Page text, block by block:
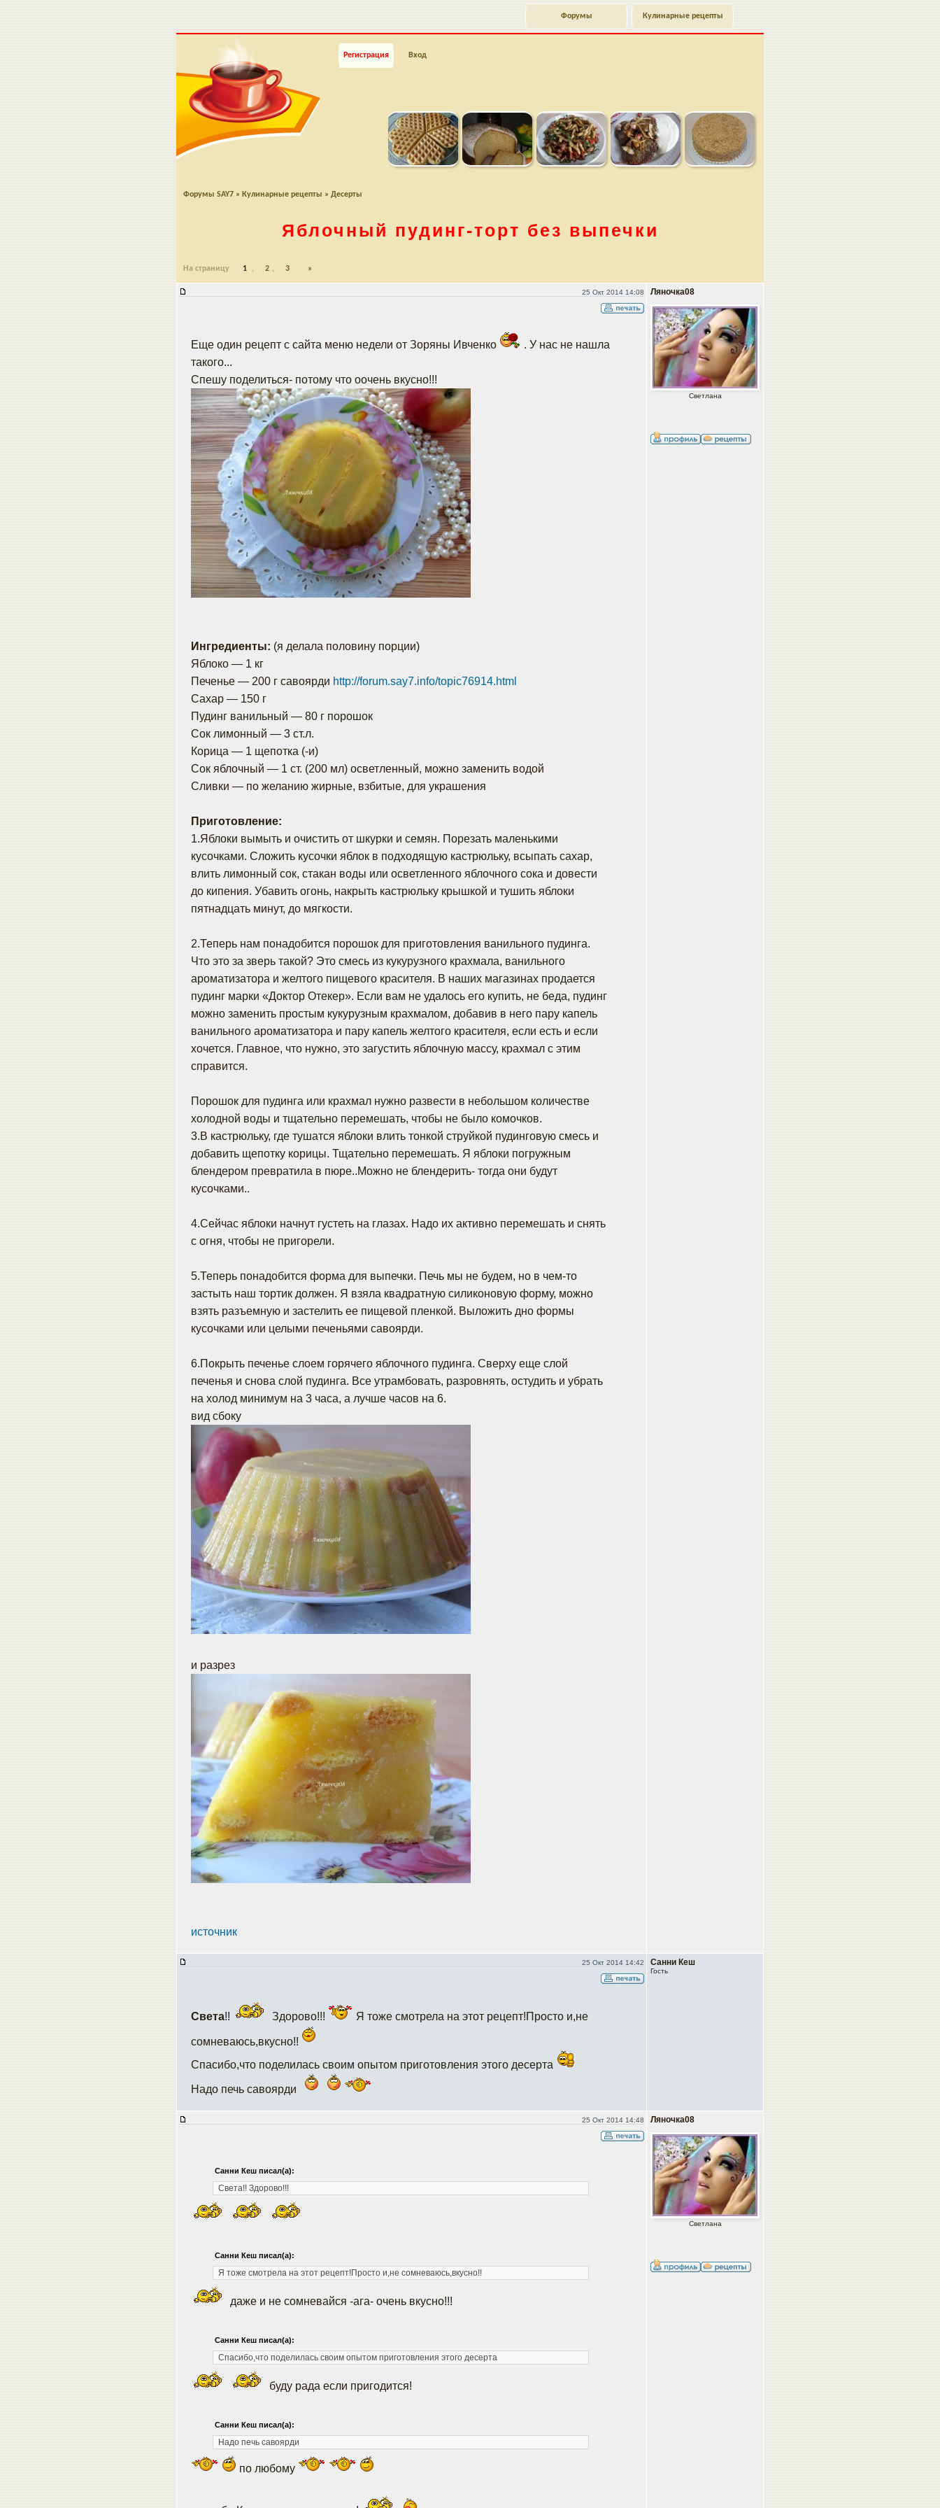
Кулинарные рецепты
Форумы
Регистрация Вход
Форумы SAY7 » Кулинарные рецепты » Десерты
Яблочный пудинг-торт без выпечки
На страницу 1 , 2 , 3 »
25 Окт 2014 14:08 Ляночка08
Светлана
Еще один рецепт с сайта меню недели от Зоряны Ивченко
. У нас не нашла
такого...
Спешу поделиться- потому что оочень вкусно!!!
Ингредиенты: (я делала половину порции)
Яблоко — 1 кг
Печенье — 200 г савоярди http://forum.say7.info/topic76914.html
Сахар — 150 г
Пудинг ванильный — 80 г порошок
Сок лимонный — 3 ст.л.
Корица — 1 щепотка (-и)
Сок яблочный — 1 ст. (200 мл) осветленный, можно заменить водой
Сливки — по желанию жирные, взбитые, для украшения
Приготовление:
1.Яблоки вымыть и очистить от шкурки и семян. Порезать маленькими
кусочками. Сложить кусочки яблок в подходящую кастрюльку, всыпать сахар,
влить лимонный сок, стакан воды или осветленного яблочного сока и довести
до кипения. Убавить огонь, накрыть кастрюльку крышкой и тушить яблоки
пятнадцать минут, до мягкости.
2.Теперь нам понадобится порошок для приготовления ванильного пудинга.
Что это за зверь такой? Это смесь из кукурузного крахмала, ванильного
ароматизатора и желтого пищевого красителя. В наших магазинах продается
пудинг марки «Доктор Отекер». Если вам не удалось его купить, не беда, пудинг
можно заменить простым кукурузным крахмалом, добавив в него пару капель
ванильного ароматизатора и пару капель желтого красителя, если есть и если
хочется. Главное, что нужно, это загустить яблочную массу, крахмал с этим
справится.
Порошок для пудинга или крахмал нужно развести в небольшом количестве
холодной воды и тщательно перемешать, чтобы не было комочков.
3.В кастрюльку, где тушатся яблоки влить тонкой струйкой пудинговую смесь и
добавить щепотку корицы. Тщательно перемешать. Я яблоки погружным
блендером превратила в пюре..Можно не блендерить- тогда они будут
кусочками..
4.Сейчас яблоки начнут густеть на глазах. Надо их активно перемешать и снять
с огня, чтобы не пригорели.
5.Теперь понадобится форма для выпечки. Печь мы не будем, но в чем-то
застыть наш тортик должен. Я взяла квадратную силиконовую форму, можно
взять разъемную и застелить ее пищевой пленкой. Выложить дно формы
кусочками или целыми печеньями савоярди.
6.Покрыть печенье слоем горячего яблочного пудинга. Сверху еще слой
печенья и снова слой пудинга. Все утрамбовать, разровнять, остудить и убрать
на холод минимум на 3 часа, а лучше часов на 6.
вид сбоку
и разрез
источник
25 Окт 2014 14:42 Санни Кеш
Гость
Света!! Здорово!!! Я тоже смотрела на этот рецепт!Просто и,не
сомневаюсь,вкусно!!
Спасибо,что поделилась своим опытом приготовления этого десерта
Надо печь савоярди
25 Окт 2014 14:48 Ляночка08
Светлана
Санни Кеш писал(а):
Света!! Здорово!!!
Санни Кеш писал(а):
Я тоже смотрела на этот рецепт!Просто и,не сомневаюсь,вкусно!!
даже и не сомневайся -ага- очень вкусно!!!
Санни Кеш писал(а):
Спасибо,что поделилась своим опытом приготовления этого десерта
буду рада если пригодится!
Санни Кеш писал(а):
Надо печь савоярди
по любому